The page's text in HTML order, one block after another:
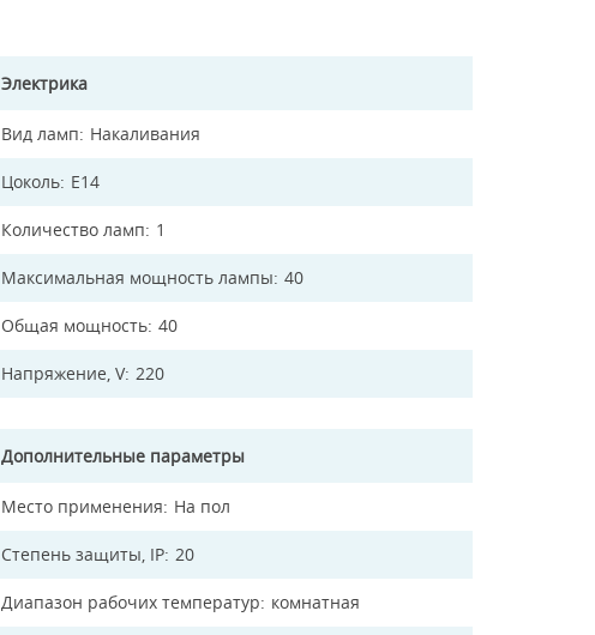
Электрика
Вид ламп Накаливания
Цоколь E14
Количество ламп 1
Максимальная мощность лампы 40
Общая мощность 40
Напряжение, V 220
Дополнительные параметры
Место применения На пол
Степень защиты, IP 20
Диапазон рабочих температур комнатная